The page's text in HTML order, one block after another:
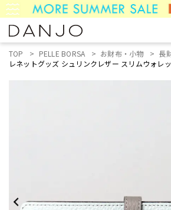
TOP PELLE BORSA お財布・小物
長
レネットグッズ シュリンクレザー スリムウォレ